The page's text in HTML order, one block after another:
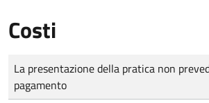
Costi
Tipo di pagamento
Importo
La presentazione della pratica non
pagamento